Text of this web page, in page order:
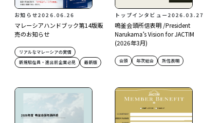
お知らせ2026.06.26
マレーシアハンドブック第14版販
売のお知らせ
リアルなマレーシアの実情
新規駐在員・進出前企業必見
最新版
トップインタビュー2026.03.27
鳴釜会頭所信表明 /President
Narukama’s Vision for JACTIM
(2026年3月)
会頭 年次総会 所信表明